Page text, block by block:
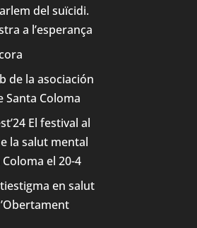
del suïcidi.
a l’esperança
de la asociación
Santa Coloma
El festival al
la salut mental
el 20-4
en salut